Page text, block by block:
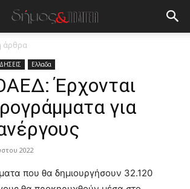
άρθρα
Ελλαδα
Έρχονται
για
2022
που θα δημιουργήσουν 32.120